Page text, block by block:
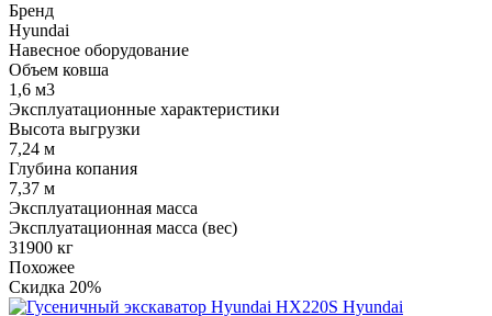
Бренд
Hyundai
Навесное оборудование
Объем ковша
1,6 м3
Эксплуатационные характеристики
Высота выгрузки
7,24 м
Глубина копания
7,37 м
Эксплуатационная масса
Эксплуатационная масса (вес)
31900 кг
Похожее
Скидка 20%